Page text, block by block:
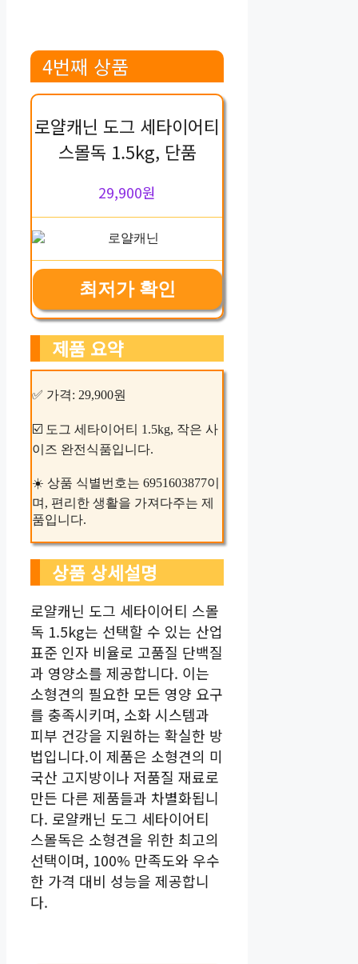
4번째 상품
로얄캐닌 도그 세타이어티
스몰독 1.5kg, 단품
29,900원
최저가 확인
제품 요약
✅ 가격: 29,900원
☑️ 도그 세타이어티 1.5kg, 작은 사
이즈 완전식품입니다.
☀️ 상품 식별번호는 6951603877이
며, 편리한 생활을 가져다주는 제
품입니다.
상품 상세설명
로얄캐닌 도그 세타이어티 스몰
독 1.5kg는 선택할 수 있는 산업
표준 인자 비율로 고품질 단백질
과 영양소를 제공합니다. 이는
소형견의 필요한 모든 영양 요구
를 충족시키며, 소화 시스템과
피부 건강을 지원하는 확실한 방
법입니다.이 제품은 소형견의 미
국산 고지방이나 저품질 재료로
만든 다른 제품들과 차별화됩니
다. 로얄캐닌 도그 세타이어티
스몰독은 소형견을 위한 최고의
선택이며, 100% 만족도와 우수
한 가격 대비 성능을 제공합니
다.